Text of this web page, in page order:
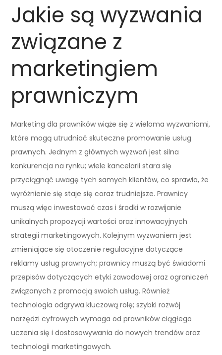
Jakie są wyzwania
związane z
marketingiem
prawniczym
Marketing dla prawników wiąże się z wieloma wyzwaniami,
które mogą utrudniać skuteczne promowanie usług
prawnych. Jednym z głównych wyzwań jest silna
konkurencja na rynku; wiele kancelarii stara się
przyciągnąć uwagę tych samych klientów, co sprawia, że
wyróżnienie się staje się coraz trudniejsze. Prawnicy
muszą więc inwestować czas i środki w rozwijanie
unikalnych propozycji wartości oraz innowacyjnych
strategii marketingowych. Kolejnym wyzwaniem jest
zmieniające się otoczenie regulacyjne dotyczące
reklamy usług prawnych; prawnicy muszą być świadomi
przepisów dotyczących etyki zawodowej oraz ograniczeń
związanych z promocją swoich usług. Również
technologia odgrywa kluczową rolę; szybki rozwój
narzędzi cyfrowych wymaga od prawników ciągłego
uczenia się i dostosowywania do nowych trendów oraz
technologii marketingowych.